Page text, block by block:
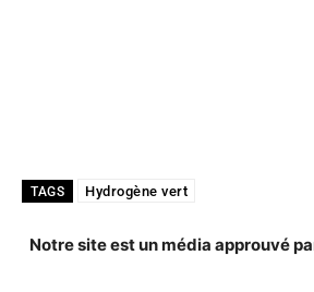
TAGS Hydrogène vert
Notre site est un média approuvé